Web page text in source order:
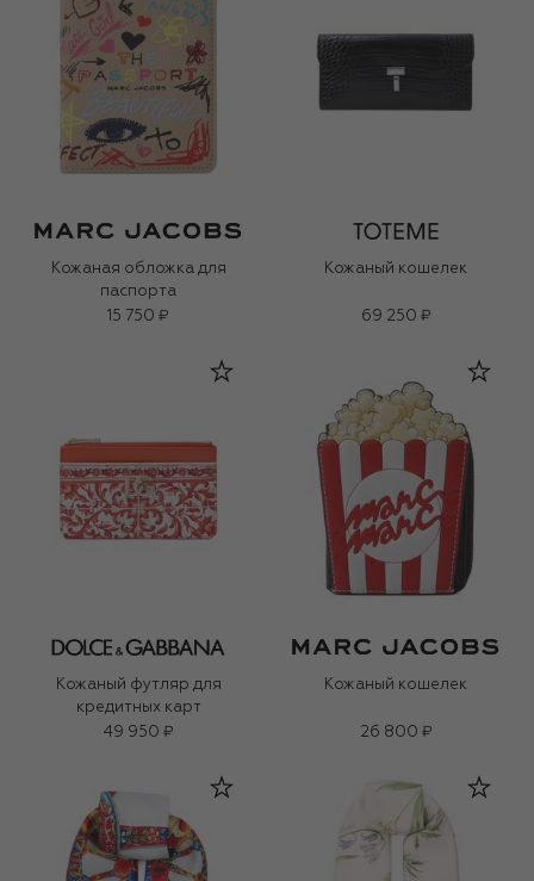
Кожаная обложка для
паспорта
15 750 ₽
Кожаный кошелек
69 250 ₽
Кожаный футляр для
кредитных карт
49 950 ₽
Кожаный кошелек
26 800 ₽